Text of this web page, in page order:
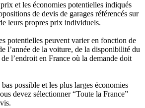
et les économies potentielles indiqués
de devis de garages référencés sur
leurs propres prix individuels.
potentielles peuvent varier en fonction de
l’année de la voiture, de la disponibilité du
l’endroit en France où la demande doit
possible et les plus larges économies
devez sélectionner “Toute la France”